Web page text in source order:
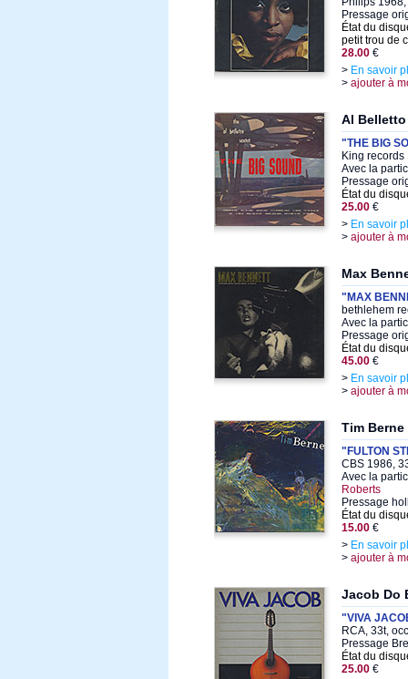
Pressage
État du
petit trou de
28.00 €
> En savoir
> ajouter à
Al Belletto
"THE BIG
King
Avec la
Pressage
État du
25.00 €
> En savoir
> ajouter à
Max
"MAX
bethlehem
Avec la
Pressage
État du
45.00 €
> En savoir
> ajouter à
Tim Berne
"FULTON
CBS 1986,
Avec la
Roberts
Pressage
État du
15.00 €
> En savoir
> ajouter à
Jacob Do
"VIVA
RCA, 33t,
Pressage
État du
25.00 €